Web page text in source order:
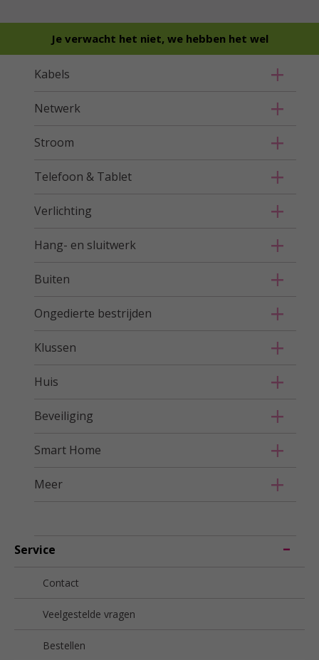
Je verwacht het niet, we hebben het wel
Kabels
Netwerk
Stroom
Telefoon & Tablet
Verlichting
Hang- en sluitwerk
Buiten
Ongedierte bestrijden
Klussen
Huis
Beveiliging
Smart Home
Meer
Service
Contact
Veelgestelde vragen
Bestellen